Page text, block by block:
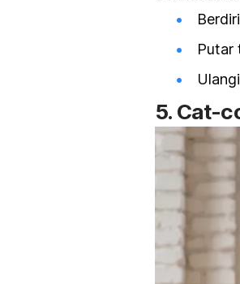
Putar
5. Cat-